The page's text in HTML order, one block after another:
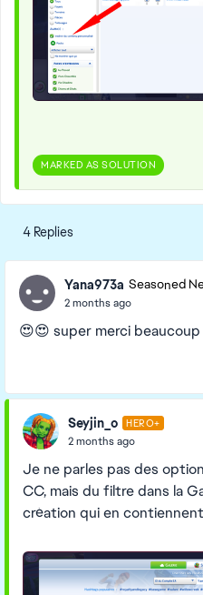
MARKED AS SOLUTION
4 Replies
Yana973a Seasoned
2 months ago
😍😍 super merci
Seyjin_o HERO+
2 months ago
Je ne parles pas des
CC, mais du filtre dans la
création qui en